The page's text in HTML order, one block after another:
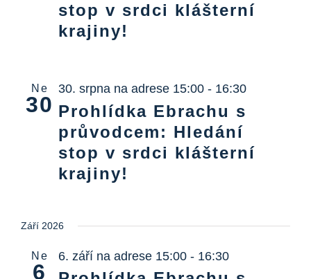
stop v srdci klášterní
krajiny!
Ne
30
30. srpna na adrese 15:00 - 16:30
Prohlídka Ebrachu s
průvodcem: Hledání
stop v srdci klášterní
krajiny!
Září 2026
Ne
6
6. září na adrese 15:00 - 16:30